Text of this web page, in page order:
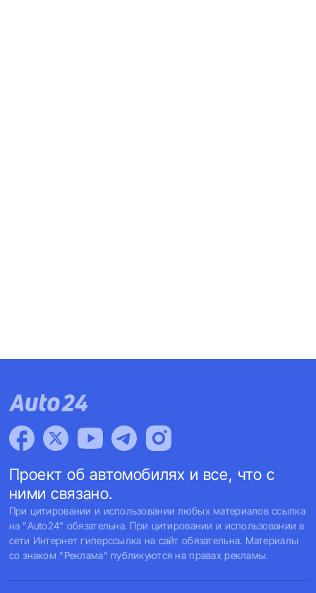
Проект об автомобилях и все, что с
ними связано.
При цитировании и использовании любых материалов ссылка
на "Auto24" обязательна. При цитировании и использовании в
сети Интернет гиперссылка на сайт обязательна. Материалы
со знаком "Реклама" публикуются на правах рекламы.